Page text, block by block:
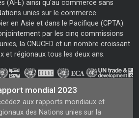
(AFE) ainsi qu'au commerce sans
unies sur le commerce
en Asie et dans le Pacifique (CPTA).
par les cinq commissions
la CNUCED et un nombre croissant
et régionaux tous les deux ans.
mondial 2023
aux rapports mondiaux et
des Nations unies sur la